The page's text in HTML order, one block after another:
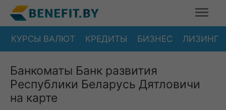
КУРСЫ ВАЛЮТ КРЕДИТЫ БИЗНЕС ЛИЗИНГ
Банкоматы Банк развития
Республики Беларусь Дятловичи
на карте